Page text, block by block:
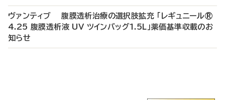
ヴァンティブ 腹膜透析治療の選択肢拡充 「レギュニール®
4.25 腹膜透析液 UV ツインバッグ1.5L」薬価基準収載のお
知らせ